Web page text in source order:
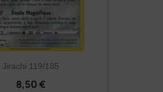
Jirachi 119/185
8,50 €